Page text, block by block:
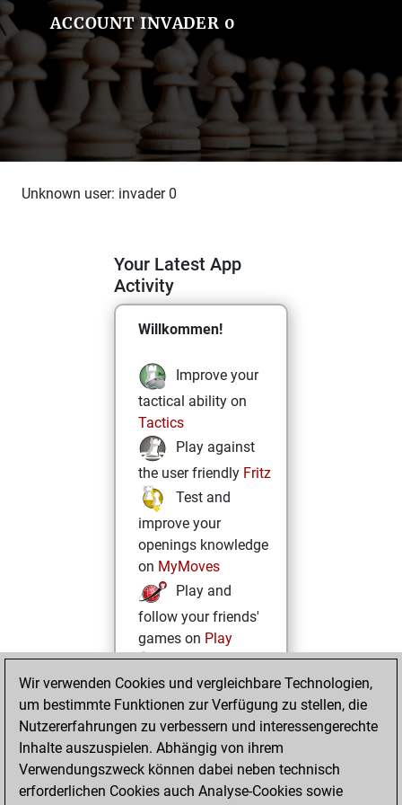
ACCOUNT INVADER 0
Unknown user: invader 0
Your Latest App
Activity
Willkommen!
Improve your
tactical ability on
Tactics
Play against
the user friendly Fritz
Test and
improve your
openings knowledge
on MyMoves
Play and
follow your friends'
games on Play
Solve some
beautiful and
challenging Studies
on Studies
Wir verwenden Cookies und vergleichbare Technologien,
um bestimmte Funktionen zur Verfügung zu stellen, die
Nutzererfahrungen zu verbessern und interessengerechte
Inhalte auszuspielen. Abhängig von ihrem
Verwendungszweck können dabei neben technisch
erforderlichen Cookies auch Analyse-Cookies sowie